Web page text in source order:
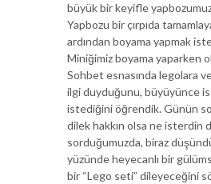
büyük bir keyifle
Yapbozu bir çırpıda
ardından boyama yapmak
Miniğimiz boyama yaparken
Sohbet esnasında legolara
ilgi duyduğunu, büyüyünce
istediğini öğrendik. Günün
dilek hakkın olsa ne isterdin
sorduğumuzda, biraz
yüzünde heyecanlı bir
bir “Lego seti” dileyeceğini